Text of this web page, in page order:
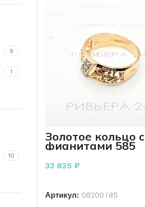
9
1
10
Золотое кольцо с
фианитами 585
пробы 4.51 грамм
33 825 ₽
Артикул: 08200785